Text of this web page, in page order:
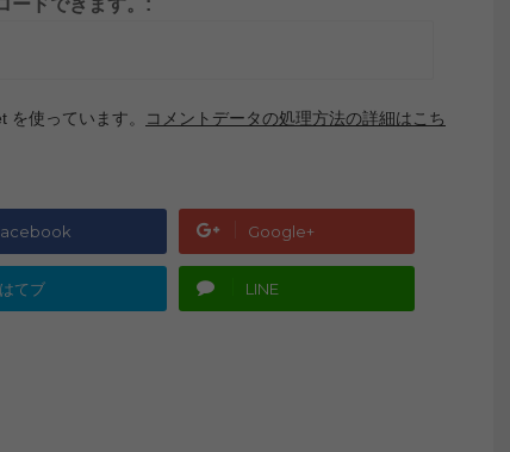
ードできます。:
使っています。
コメントデータの処理方法の詳細はこち
Google+
はてブ LINE